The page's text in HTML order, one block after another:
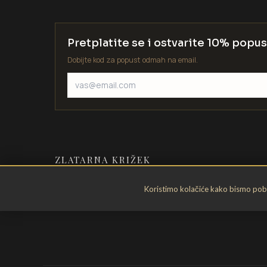
Koristimo kolačiće kako bismo
Pretplatite se i ostvarite 10%
Dobijte kod za popust odmah na email.
ZLATARNA KRIŽEK